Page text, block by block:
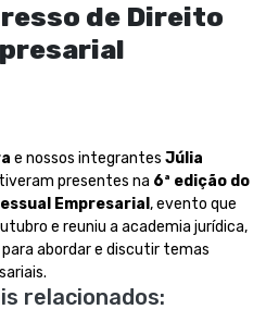
de Direito
e nossos integrantes Júlia
presentes na 6ª edição do
Empresarial , evento que
e reuniu a academia jurídica,
abordar e discutir temas
relacionados: